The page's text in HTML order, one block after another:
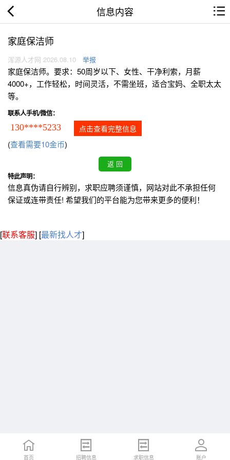
信息内容
家庭保洁师
浑源人才网 2026.08.10 举报
家庭保洁师。要求：50周岁以下、女性、干净利索，月薪
4000+，工作轻松，时间灵活，不需坐班，适合宝妈、全职太太
等。
联系人手机/微信：
130****5233 点击查看完整信息
(查看需要10金币)
特此声明：
信息真伪请自行辨别，求职应聘须谨慎，网站对此不承担任何
保证或连带责任! 希望我们的平台能为您带来更多的便利！
[联系客服] [最新找人才]
首页 招聘信息 求职信息 账户